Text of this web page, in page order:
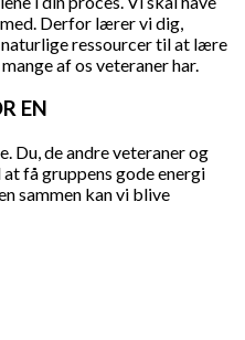
Derfor lærer vi dig,
ressourcer til at lære
af os veteraner har.
EN
Du, de andre veteraner og
få gruppens gode energi
sammen kan vi blive